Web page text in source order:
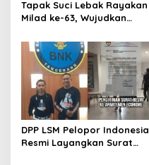
Tapak Suci Lebak Rayakan
Milad ke-63, Wujudkan
Menuju Kancah Dunia
DPP LSM Pelopor Indonesia
Resmi Layangkan Surat